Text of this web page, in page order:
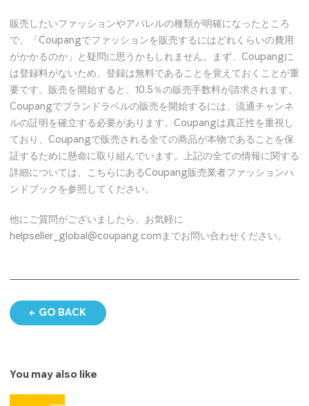
販売したいファッションやアパレルの種類が明確になったところ
で、「Coupangでファッションを販売するにはどれくらいの費用
がかかるのか」と疑問に思うかもしれません。まず、Coupangに
は登録料がないため、登録は無料であることを覚えておくことが重
要です。販売を開始すると、10.5％の販売手数料が請求されます。
Coupangでブランドラベルの販売を開始するには、流通チャンネ
ルの証明を確立する必要があります。Coupangは真正性を重視し
ており、Coupangで販売される全ての商品が本物であることを保
証するために懸命に取り組んでいます。上記の全ての情報に関する
詳細については、こちらにあるCoupang販売業者ファッションハ
ンドブックを参照してください。
他にご質問がございましたら、お気軽に
helpseller_global@coupang.comまでお問い合わせください。
GO BACK
You may also like